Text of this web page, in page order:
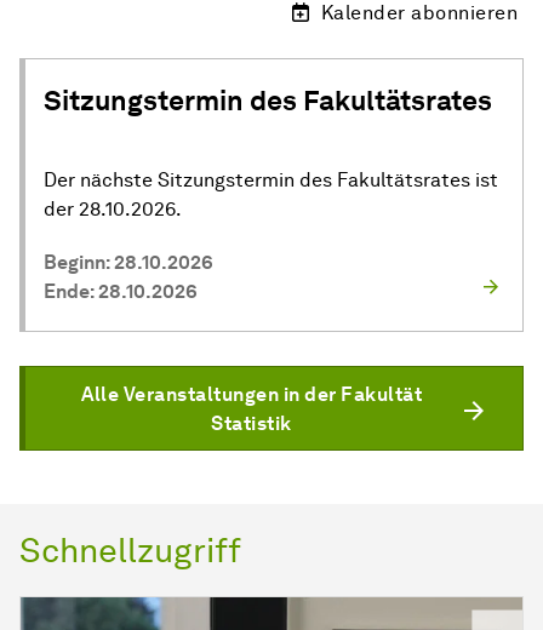
Kalender abonnieren
Sitzungstermin des Fakultätsrates
Der nächste Sitzungstermin des Fakultätsrates ist
der 28.10.2026.
Beginn: 28.10.2026
Ende: 28.10.2026
Alle Veranstaltungen in der Fakultät
Statistik
Schnellzugriff